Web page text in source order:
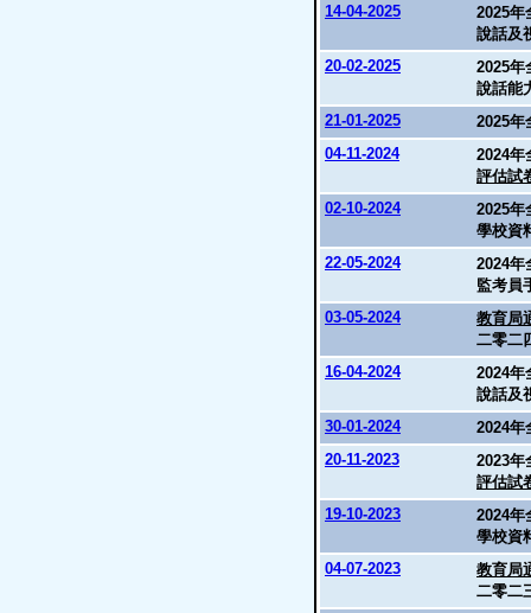
14-04-2025
2025年
說話及
20-02-2025
2025年
說話能
21-01-2025
2025年
04-11-2024
2024年
評估試
02-10-2024
2025年
學校資
22-05-2024
2024年
監考員
03-05-2024
教育局
二零二
16-04-2024
2024年
說話及
30-01-2024
2024年
20-11-2023
2023年
評估試
19-10-2023
2024年
學校資
04-07-2023
教育局
二零二